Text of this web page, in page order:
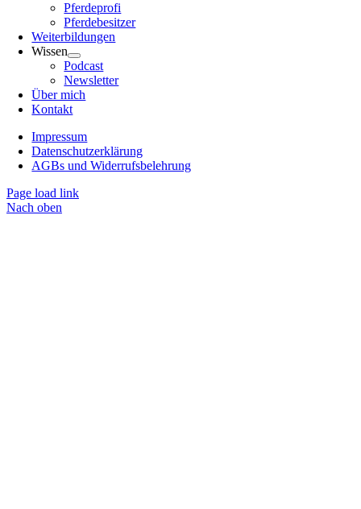
Pferdeprofi
Pferdebesitzer
Weiterbildungen
Wissen
Podcast
Newsletter
Über mich
Kontakt
Impressum
Datenschutzerklärung
AGBs und Widerrufsbelehrung
Page load link
Nach oben